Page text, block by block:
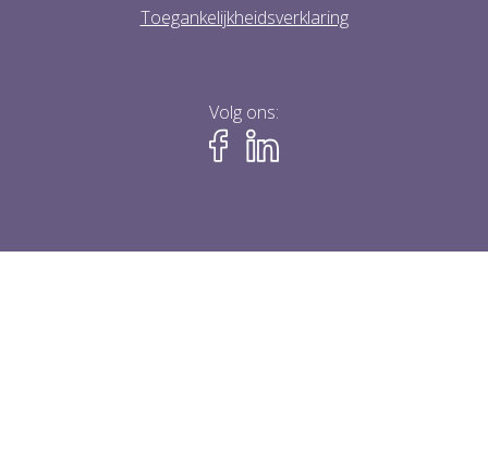
Toegankelijkheidsverklaring
Volg ons: